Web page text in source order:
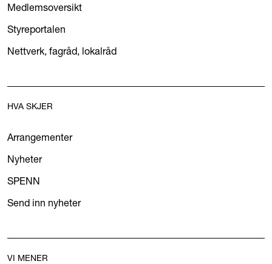
Medlemsoversikt
Styreportalen
Nettverk, fagråd, lokalråd
HVA SKJER
Arrangementer
Nyheter
SPENN
Send inn nyheter
VI MENER